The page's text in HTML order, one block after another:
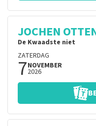
JOCHEN
De Kwaadste niet
ZATERDAG
7NOVEMBER
2026